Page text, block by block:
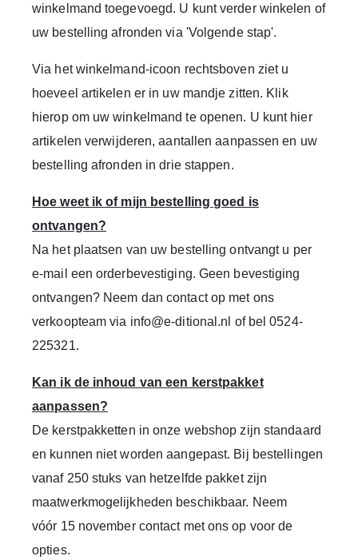
winkelmand toegevoegd. U kunt verder winkelen of
uw bestelling afronden via 'Volgende stap'.
Via het winkelmand-icoon rechtsboven ziet u
hoeveel artikelen er in uw mandje zitten. Klik
hierop om uw winkelmand te openen. U kunt hier
artikelen verwijderen, aantallen aanpassen en uw
bestelling afronden in drie stappen.
Hoe weet ik of mijn bestelling goed is
ontvangen?
Na het plaatsen van uw bestelling ontvangt u per
e-mail een orderbevestiging. Geen bevestiging
ontvangen? Neem dan contact op met ons
verkoopteam via info@e-ditional.nl of bel0524-
225321.
Kan ik de inhoud van een kerstpakket
aanpassen?
De kerstpakketten in onze webshop zijn standaard
en kunnen niet worden aangepast. Bij bestellingen
vanaf 250 stuks van hetzelfde pakketzijn
maatwerkmogelijkheden beschikbaar. Neem
vóór 15 novembercontact met ons op voor de
opties.